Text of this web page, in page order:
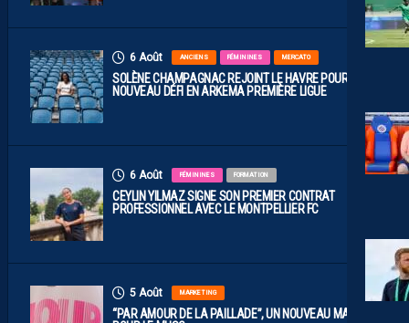
6 Août ANCIENS FÉMININES MERCATO
SOLÈNE CHAMPAGNAC REJOINT LE HAVRE POUR UN
NOUVEAU DÉFI EN ARKEMA PREMIÈRE LIGUE
6 Août FÉMININES FORMATION
CEYLIN YILMAZ SIGNE SON PREMIER CONTRAT
PROFESSIONNEL AVEC LE MONTPELLIER FC
5 Août MARKETING
“PAR AMOUR DE LA PAILLADE”, UN NOUVEAU MAILLOT